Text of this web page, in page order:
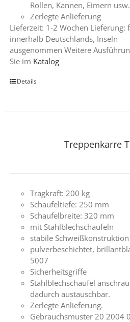
Rollen, Kannen, Eimern usw.
Zerlegte Anlieferung
Lieferzeit: 1-2 Wochen Lieferung:
innerhalb Deutschlands, Inseln
ausgenommen Weitere
Sie im Katalog
Details
Treppenkarre
Tragkraft: 200 kg
Schaufeltiefe: 250 mm
Schaufelbreite: 320 mm
mit Stahlblechschaufeln
stabile Schweißkonstruktion
pulverbeschichtet,
5007
Sicherheitsgriffe
Stahlblechschaufel
dadurch austauschbar.
Zerlegte Anlieferung.
Gebrauchsmuster 20 2004